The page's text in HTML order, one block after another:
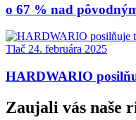
o 67 % nad
Tlač 24. februára 2025
HARDWARIO
Zaujali vás naše